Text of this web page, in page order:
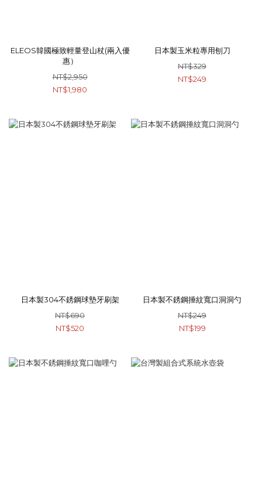
ELEOS韓國極致輕量登山杖(兩入優
惠）
NT$2,950
NT$1,980
日本製玉米粒專用刨刀
NT$329
NT$249
日本製304不銹鋼球墊牙刷架
NT$690
NT$520
日本製不銹鋼捶紋寬口洞洞勺
NT$249
NT$199